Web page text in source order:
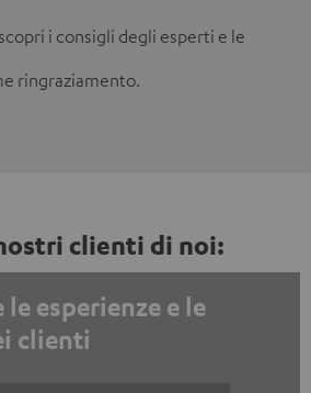
i consigli degli esperti e le
ringraziamento.
clienti di noi:
esperienze e le
clienti